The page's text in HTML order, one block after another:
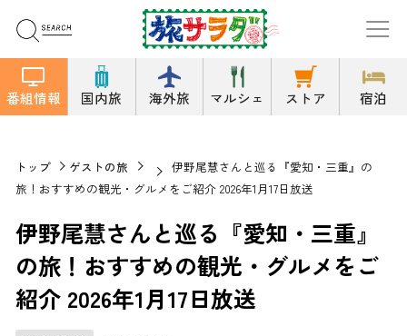
番組情報 国内旅 海外旅 マルシェ ストア 宿泊
トップ ゲストの旅
伊野尾慧さんと巡る『愛知・三重』の
旅！おすすめの観光・グルメをご紹介 2026年1月17日放送
伊野尾慧さんと巡る『愛知・三重』
の旅！おすすめの観光・グルメをご
紹介 2026年1月17日放送